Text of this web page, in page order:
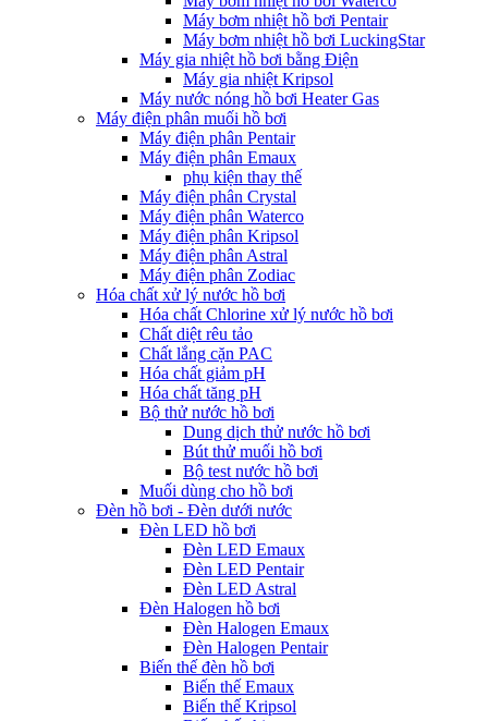
Máy bơm nhiệt hồ bơi Pentair
Máy bơm nhiệt hồ bơi LuckingStar
Máy gia nhiệt hồ bơi bằng Điện
Máy gia nhiệt Kripsol
Máy nước nóng hồ bơi Heater Gas
Máy điện phân muối hồ bơi
Máy điện phân Pentair
Máy điện phân Emaux
phụ kiện thay thế
Máy điện phân Crystal
Máy điện phân Waterco
Máy điện phân Kripsol
Máy điện phân Astral
Máy điện phân Zodiac
Hóa chất xử lý nước hồ bơi
Hóa chất Chlorine xử lý nước hồ bơi
Chất diệt rêu tảo
Chất lắng cặn PAC
Hóa chất giảm pH
Hóa chất tăng pH
Bộ thử nước hồ bơi
Dung dịch thử nước hồ bơi
Bút thử muối hồ bơi
Bộ test nước hồ bơi
Muối dùng cho hồ bơi
Đèn hồ bơi - Đèn dưới nước
Đèn LED hồ bơi
Đèn LED Emaux
Đèn LED Pentair
Đèn LED Astral
Đèn Halogen hồ bơi
Đèn Halogen Emaux
Đèn Halogen Pentair
Biến thế đèn hồ bơi
Biến thế Emaux
Biến thế Kripsol